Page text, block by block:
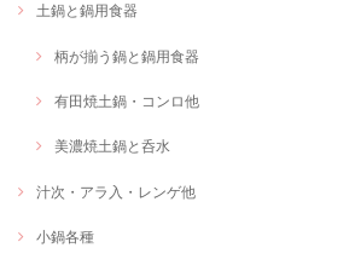
土鍋と鍋用食器
柄が揃う鍋と鍋用食器
有田焼土鍋・コンロ他
美濃焼土鍋と呑水
汁次・アラ入・レンゲ他
小鍋各種